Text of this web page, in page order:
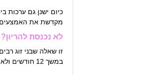
מקדשת את האמצעים.
לא נכנסת
במשך 12 חודשים ולא נכנסו להיריון.